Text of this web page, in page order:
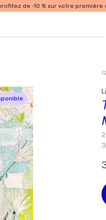
de -10 % sur votre première